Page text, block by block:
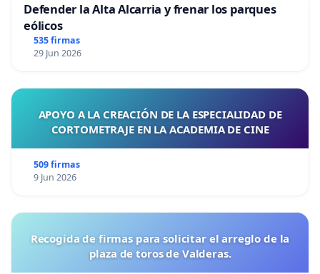
Defender la Alta Alcarria y frenar los parques
eólicos
535 firmas
29 Jun 2026
APOYO A LA CREACIÓN DE LA ESPECIALIDAD DE
CORTOMETRAJE EN LA ACADEMIA DE CINE
509 firmas
9 Jun 2026
Recogida de firmas para solicitar el arreglo de la
plaza de toros de Valderas.